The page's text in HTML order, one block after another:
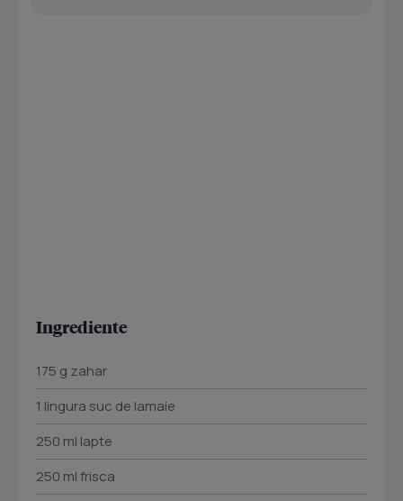
Ingrediente
175 g zahar
1 lingura suc de lamaie
250 ml lapte
250 ml frisca